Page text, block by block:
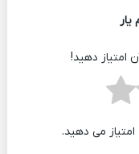
امتیاز دهید!
می دهید.